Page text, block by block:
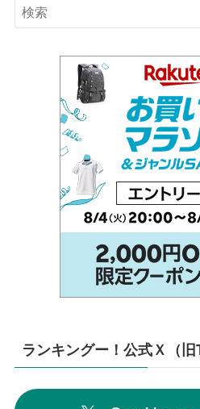
ランキングー！公式Ｘ（旧